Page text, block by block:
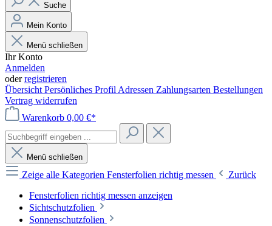
Suche
Mein Konto
Menü schließen
Ihr Konto
Anmelden
oderregistrieren
Übersicht Persönliches Profil Adressen Zahlungsarten Bestellungen
Vertrag widerrufen
Warenkorb 0,00 €*
Menü schließen
Zeige alle Kategorien Fensterfolien richtig messen
Zurück
Fensterfolien richtig messen anzeigen
Sichtschutzfolien
Sonnenschutzfolien